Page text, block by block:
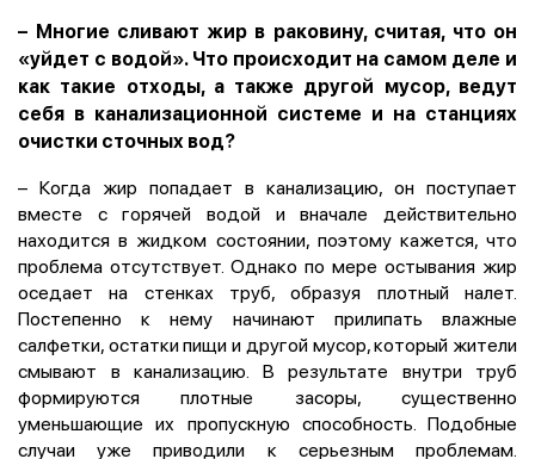
– Многие сливают жир в раковину, считая, что он
«уйдет с водой». Что происходит на самом деле и
как такие отходы, а также другой мусор, ведут
себя в канализационной системе и на станциях
очистки сточных вод?
– Когда жир попадает в канализацию, он поступает
вместе с горячей водой и вначале действительно
находится в жидком состоянии, поэтому кажется, что
проблема отсутствует. Однако по мере остывания жир
оседает на стенках труб, образуя плотный налет.
Постепенно к нему начинают прилипать влажные
салфетки, остатки пищи и другой мусор, который жители
смывают в канализацию. В результате внутри труб
формируются плотные засоры, существенно
уменьшающие их пропускную способность. Подобные
случаи уже приводили к серьезным проблемам.